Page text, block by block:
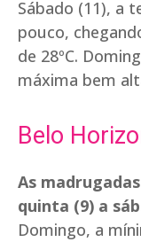
Sábado (11), a
pouco,
de 28ºC.
máxima bem
Belo
As
quinta (9) a
Domingo, a